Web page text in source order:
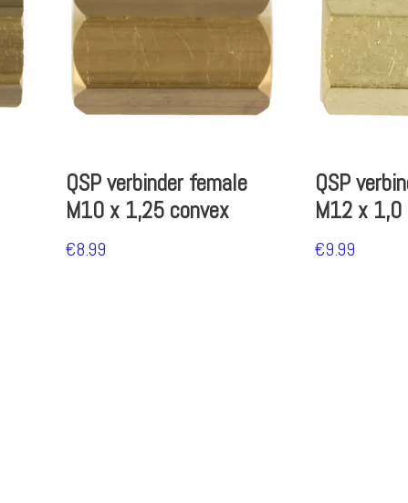
QSP verbinder female
M10 x 1,25 convex
€8.99
QSP
M12 x 1,0
€9.99